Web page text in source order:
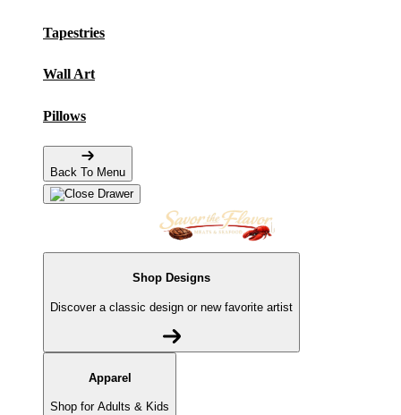
Tapestries
Wall Art
Pillows
Back To Menu
Shop Designs
Discover a classic design or new favorite artist
Apparel
Shop for Adults & Kids